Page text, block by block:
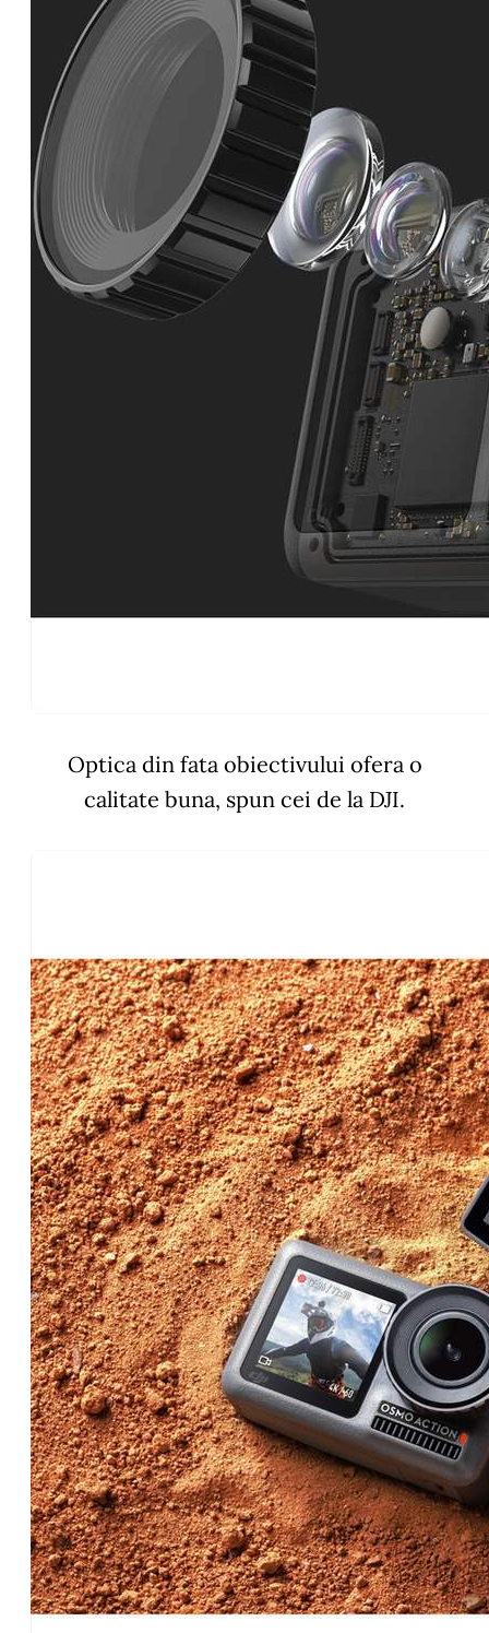
Optica din fata obiectivului ofera o
calitate buna, spun cei de la DJI.